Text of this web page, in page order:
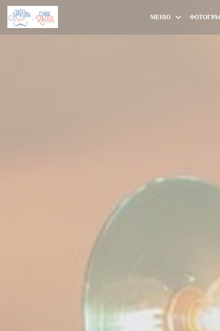
Панель управления cookies
МЕНЮ